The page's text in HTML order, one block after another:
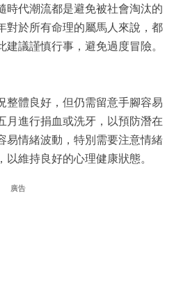
時代潮流都是避免被社會淘汰的
對於所有命理的屬馬人來說，都
議謹慎行事，避免過度冒險。
整體良好，但仍需留意手腳容易
月進行捐血或洗牙，以預防潛在
易情緒波動，特別需要注意情緒
維持良好的心理健康狀態。
廣告